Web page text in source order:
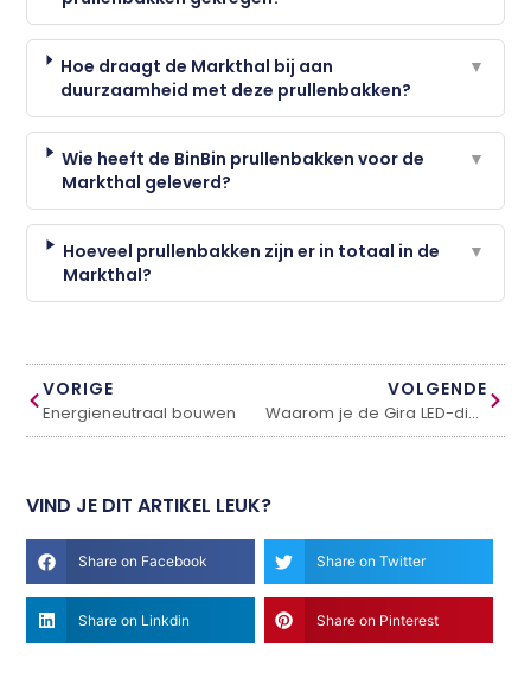
Hoe draagt de Markthal bij aan
duurzaamheid met deze prullenbakken?
▼
Wie heeft de BinBin prullenbakken voor de
Markthal geleverd?
▼
Hoeveel prullenbakken zijn er in totaal in de
Markthal?
▼
VORIGE
Energieneutraal bouwen
VOLGENDE
Waarom je de Gira LED-dimmer moet kopen
VIND JE DIT ARTIKEL LEUK?
Share on Facebook Share on Twitter
Share on Linkdin Share on Pinterest